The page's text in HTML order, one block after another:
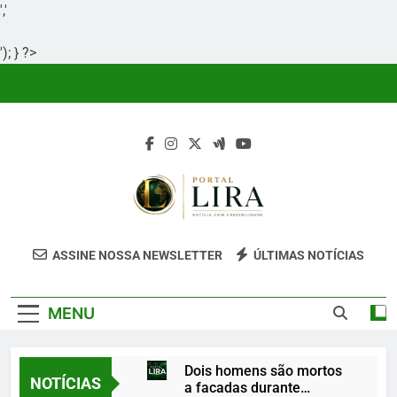
','
'); } ?>
Portal Lira
Portal Lira É Um Site Informativo
Clareza, Responsabilidade E Uma Boa
ASSINE NOSSA NEWSLETTER ÚLTIMAS NOTÍCIAS
MENU
NOTÍCIAS
Dois homens são mortos
a facadas durante